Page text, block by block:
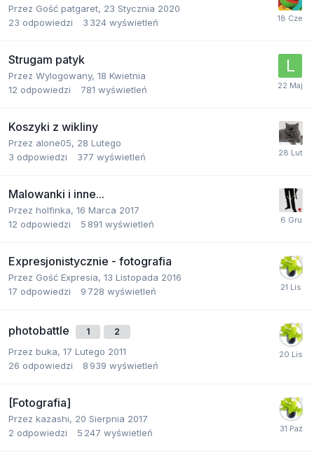
Przez Gość patgaret, 23 Stycznia 2020
23 odpowiedzi 3 324 wyświetleń
Strugam patyk
Przez Wylogowany, 18 Kwietnia
12 odpowiedzi 781 wyświetleń
Koszyki z wikliny
Przez alone05, 28 Lutego
3 odpowiedzi 377 wyświetleń
Malowanki i inne...
Przez holfinka, 16 Marca 2017
12 odpowiedzi 5 891 wyświetleń
Expresjonistycznie - fotografia
Przez Gość Expresia, 13 Listopada 2016
17 odpowiedzi 9 728 wyświetleń
photobattle 1 2
Przez buka, 17 Lutego 2011
26 odpowiedzi 8 939 wyświetleń
[Fotografia]
Przez kazashi, 20 Sierpnia 2017
2 odpowiedzi 5 247 wyświetleń